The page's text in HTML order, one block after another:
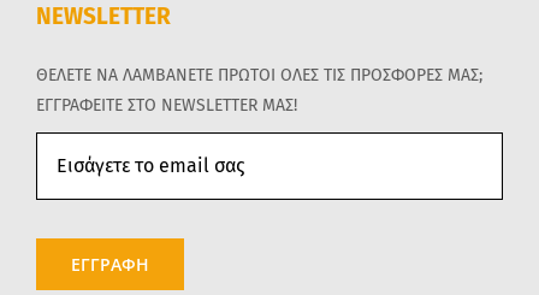
NEWSLETTER
ΘΕΛΕΤΕ ΝΑ ΛΑΜΒΑΝΕΤΕ ΠΡΩΤΟΙ ΟΛΕΣ ΤΙΣ ΠΡΟΣΦΟΡΕΣ ΜΑΣ;
ΕΓΓΡΑΦΕΙΤΕ ΣΤΟ NEWSLETTER ΜΑΣ!
ΕΓΓΡΑΦΗ